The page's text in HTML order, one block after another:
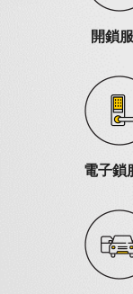
開鎖
電子鎖